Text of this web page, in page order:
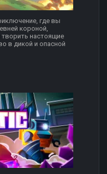
где вы
короной,
настоящие
в дикой и опасной